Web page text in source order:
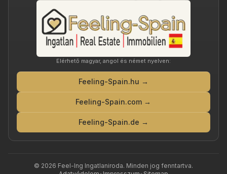
Elérhető magyar, angol és német nyelven:
Feeling-Spain.hu →
Feeling-Spain.com →
Feeling-Spain.de →
© 2026 Feel-Ing Ingatlaniroda. Minden jog fenntartva.